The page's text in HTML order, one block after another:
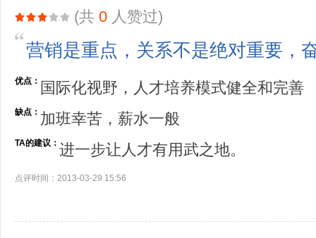
(共 0 人赞过)
营销是重点，关系不是绝对重要，
优点： 国际化视野，人才培养模式健全和完善
缺点： 加班幸苦，薪水一般
TA的建议： 进一步让人才有用武之地。
点评时间：2013-03-29 15:56